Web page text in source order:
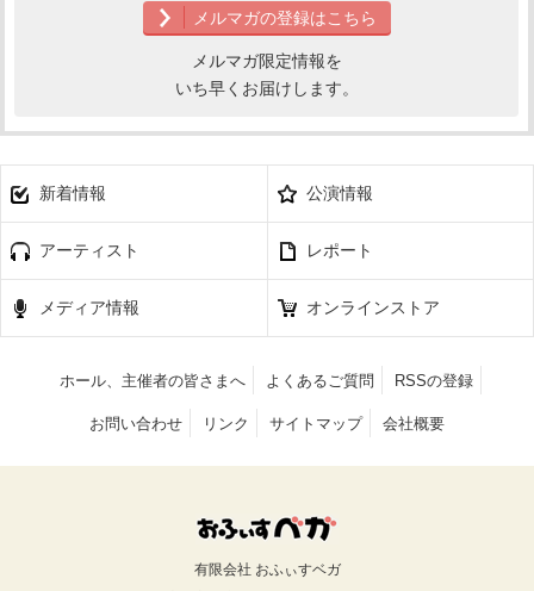
メルマガの登録はこちら
メルマガ限定情報を
いち早くお届けします。
新着情報 公演情報
アーティスト レポート
メディア情報 オンラインストア
ホール、主催者の皆さまへ よくあるご質問 RSSの登録
お問い合わせ リンク サイトマップ 会社概要
有限会社 おふぃすベガ